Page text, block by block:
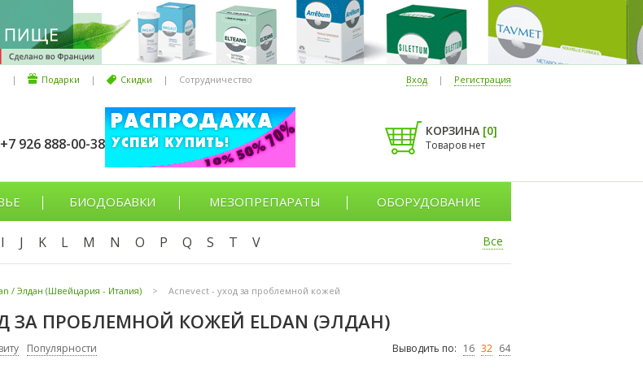
| Подарки | Скидки | Сотрудничество Вход | Регистрация
+7 926 888-00-38
КОРЗИНА [0]
Товаров нет
БИОДОБАВКИ МЕЗОПРЕПАРАТЫ ОБОРУДОВАНИЕ
I J K L M N O P Q S T V Все
/ Элдан (Швейцария - Италия) > Acnevect - уход за проблемной кожей
ЗА ПРОБЛЕМНОЙ КОЖЕЙ ELDAN (ЭЛДАН)
Популярности Выводить по: 16 32 64